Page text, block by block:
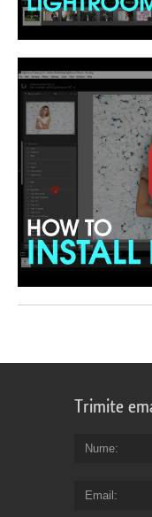
Trimite
Nume
Email